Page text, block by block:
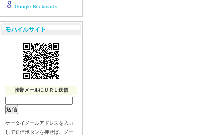
Google Bookmarks
携帯メールにＵＲＬ送信
ケータイメールアドレスを入力
して送信ボタンを押せば、メー